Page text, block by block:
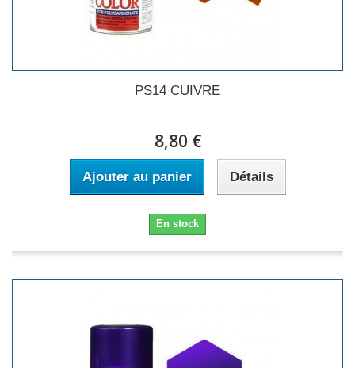
PS14 CUIVRE
8,80 €
Ajouter au panier Détails
En stock